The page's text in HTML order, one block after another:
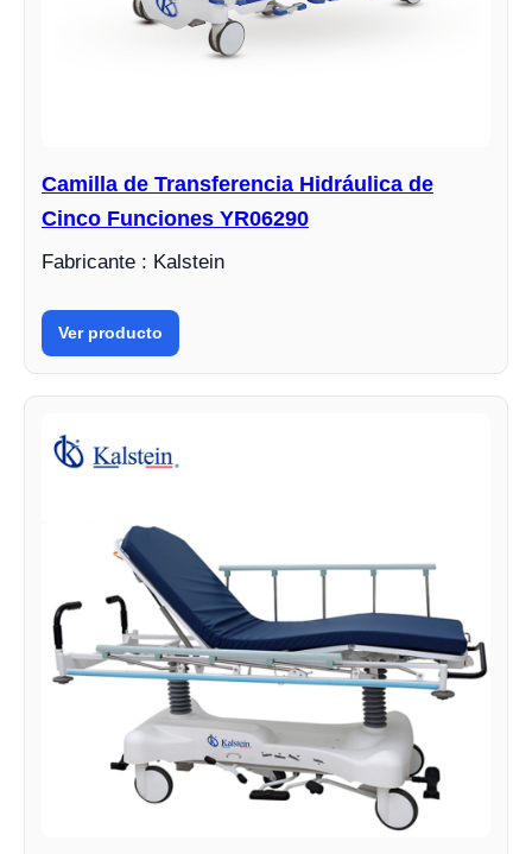
Camilla de Transferencia Hidráulica de
Cinco Funciones YR06290
Fabricante : Kalstein
Ver producto